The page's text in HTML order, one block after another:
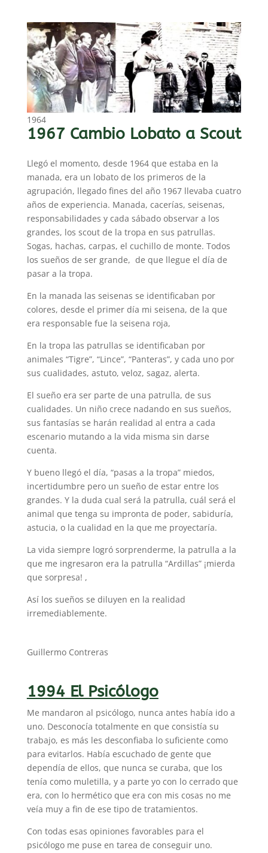
1964
1967 Cambio Lobato a Scout
Llegó el momento, desde 1964 que estaba en la
manada, era un lobato de los primeros de la
agrupación, llegado fines del año 1967 llevaba cuatro
años de experiencia. Manada, cacerías, seisenas,
responsabilidades y cada sábado observar a los
grandes, los scout de la tropa en sus patrullas.
Sogas, hachas, carpas, el cuchillo de monte. Todos
los sueños de ser grande, de que llegue el día de
pasar a la tropa.
En la manada las seisenas se identificaban por
colores, desde el primer día mi seisena, de la que
era responsable fue la seisena roja,
En la tropa las patrullas se identificaban por
animales “Tigre”, “Lince”, “Panteras”, y cada uno por
sus cualidades, astuto, veloz, sagaz, alerta.
El sueño era ser parte de una patrulla, de sus
cualidades. Un niño crece nadando en sus sueños,
sus fantasías se harán realidad al entra a cada
escenario mutando a la vida misma sin darse
cuenta.
Y bueno llegó el día, “pasas a la tropa” miedos,
incertidumbre pero un sueño de estar entre los
grandes. Y la duda cual será la patrulla, cuál será el
animal que tenga su impronta de poder, sabiduría,
astucia, o la cualidad en la que me proyectaría.
La vida siempre logró sorprenderme, la patrulla a la
que me ingresaron era la patrulla “Ardillas” ¡mierda
que sorpresa! ,
Así los sueños se diluyen en la realidad
irremediablemente.
Guillermo Contreras
1994 El Psicólogo
Me mandaron al psicólogo, nunca antes había ido a
uno. Desconocía totalmente en que consistía su
trabajo, es más les desconfiaba lo suficiente como
para evitarlos. Había escuchado de gente que
dependía de ellos, que nunca se curaba, que los
tenía como muletilla, y a parte yo con lo cerrado que
era, con lo hermético que era con mis cosas no me
veía muy a fin de ese tipo de tratamientos.
Con todas esas opiniones favorables para el
psicólogo me puse en tarea de conseguir uno.